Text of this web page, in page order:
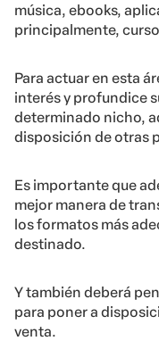
música, ebooks,
principalmente,
Para actuar en esta
interés y profundice
determinado nicho,
disposición de otras
Es importante que
mejor manera de
los formatos más
destinado.
Y también deberá
para poner a
venta.